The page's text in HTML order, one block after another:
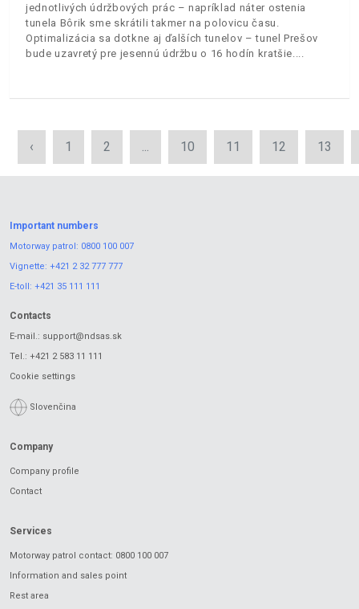
jednotlivých údržbových prác – napríklad náter ostenia
tunela Bôrik sme skrátili takmer na polovicu času.
Optimalizácia sa dotkne aj ďalších tunelov – tunel Prešov
bude uzavretý pre jesennú údržbu o 16 hodín kratšie.
‹ 1 2 ... 10 11 12 13
Important numbers
Motorway patrol: 0800 100 007
Vignette: +421 2 32 777 777
E-toll: +421 35 111 111
Contacts
E-mail.: support@ndsas.sk
Tel.: +421 2 583 11 111
Cookie settings
Slovenčina
Company
Company profile
Contact
Services
Motorway patrol contact: 0800 100 007
Information and sales point
Rest area